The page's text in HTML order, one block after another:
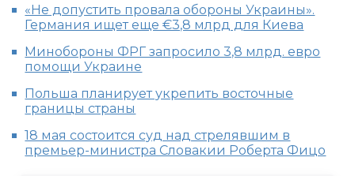
«Не допустить провала обороны Украины».
Германия ищет еще €3,8 млрд для Киева
Минобороны ФРГ запросило 3,8 млрд. евро
помощи Украине
Польша планирует укрепить восточные
границы страны
18 мая состоится суд над стрелявшим в
премьер-министра Словакии Роберта Фицо